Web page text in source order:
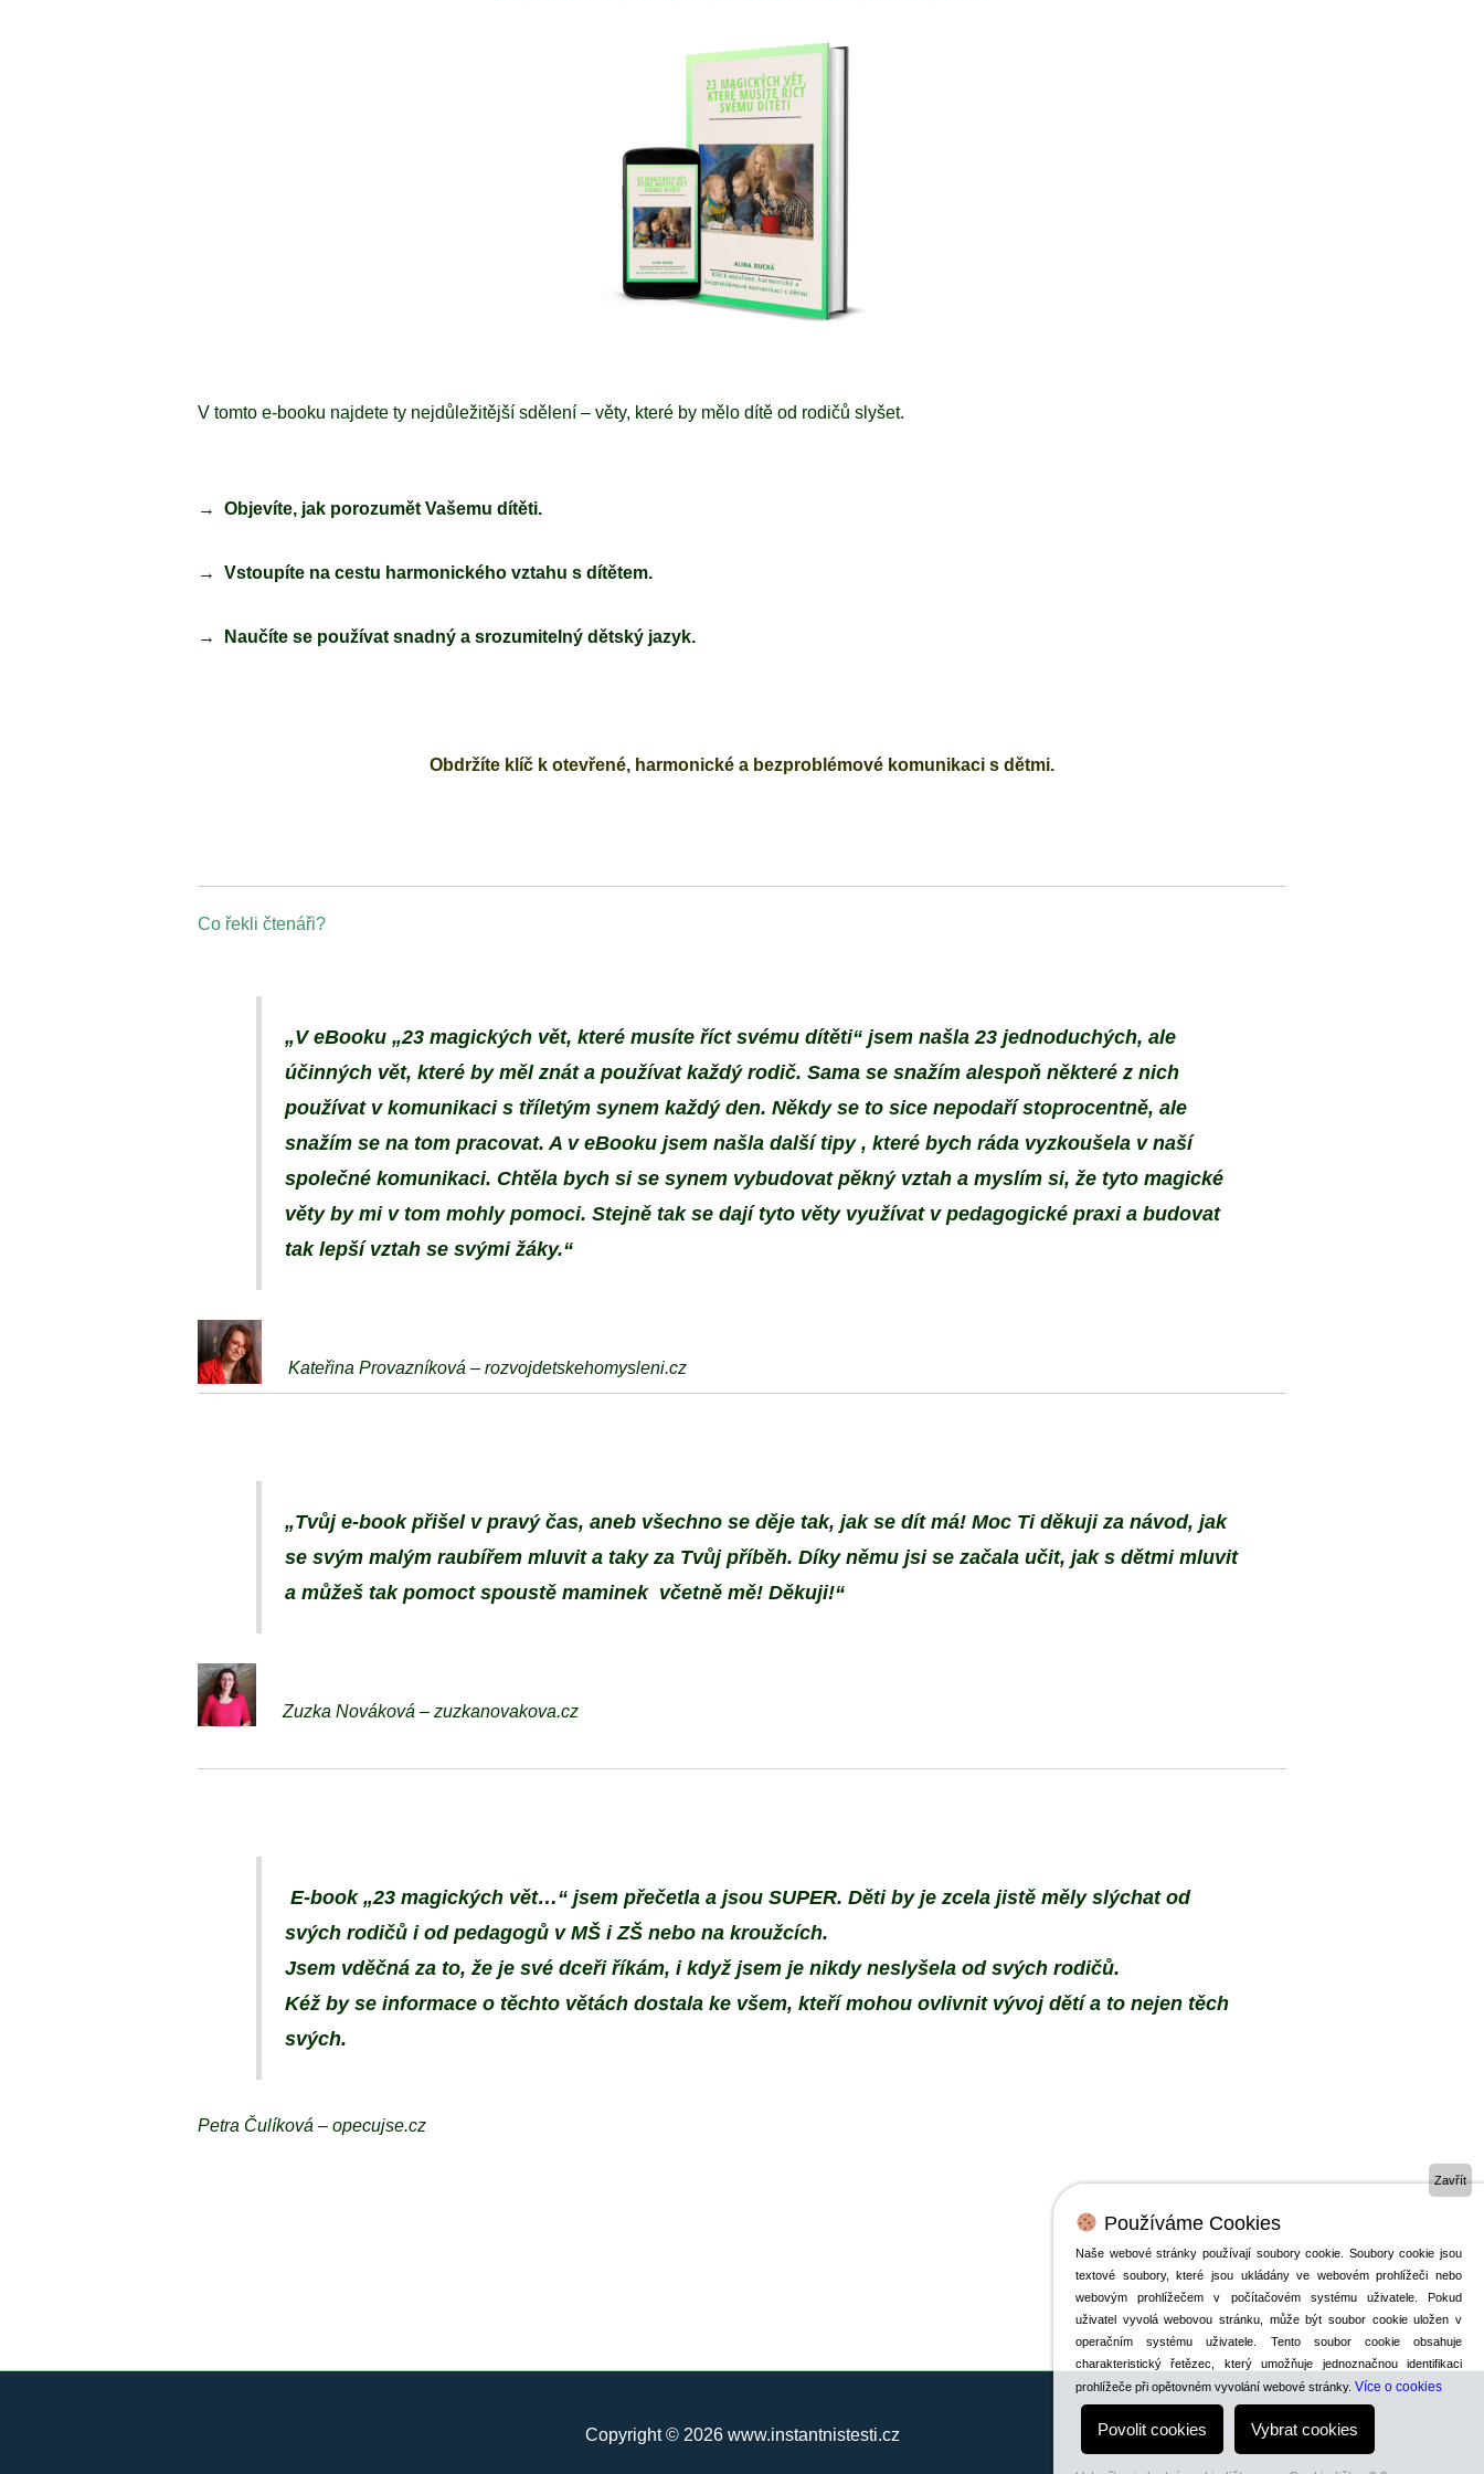
V tomto e-booku najdete ty nejdůležitější sdělení – věty, které by mělo dítě od rodičů slyšet.
→ Objevíte, jak porozumět Vašemu dítěti.
→ Vstoupíte na cestu harmonického vztahu s dítětem.
→ Naučíte se používat snadný a srozumitelný dětský jazyk.
Obdržíte klíč k otevřené, harmonické a bezproblémové komunikaci s dětmi.
Co řekli čtenáři?
„V eBooku „23 magických vět, které musíte říct svému dítěti“ jsem našla 23 jednoduchých, ale
účinných vět, které by měl znát a používat každý rodič. Sama se snažím alespoň některé z nich
používat v komunikaci s tříletým synem každý den. Někdy se to sice nepodaří stoprocentně, ale
snažím se na tom pracovat. A v eBooku jsem našla další tipy , které bych ráda vyzkoušela v naší
společné komunikaci. Chtěla bych si se synem vybudovat pěkný vztah a myslím si, že tyto magické
věty by mi v tom mohly pomoci. Stejně tak se dají tyto věty využívat v pedagogické praxi a budovat
tak lepší vztah se svými žáky.“
Kateřina Provazníková – rozvojdetskehomysleni.cz
„Tvůj e-book přišel v pravý čas, aneb všechno se děje tak, jak se dít má! Moc Ti děkuji za návod, jak
se svým malým raubířem mluvit a taky za Tvůj příběh. Díky němu jsi se začala učit, jak s dětmi mluvit
a můžeš tak pomoct spoustě maminek včetně mě! Děkuji!“
Zuzka Nováková – zuzkanovakova.cz
E-book „23 magických vět…“ jsem přečetla a jsou SUPER. Děti by je zcela jistě měly slýchat od
svých rodičů i od pedagogů v MŠ i ZŠ nebo na kroužcích.
Jsem vděčná za to, že je své dceři říkám, i když jsem je nikdy neslyšela od svých rodičů.
Kéž by se informace o těchto větách dostala ke všem, kteří mohou ovlivnit vývoj dětí a to nejen těch
svých.
Petra Čulíková – opecujse.cz
Copyright © 2026 www.instantnistesti.cz
Zavřít
Používáme Cookies
Naše webové stránky používají soubory cookie. Soubory cookie jsou
textové soubory, které jsou ukládány ve webovém prohlížeči nebo
webovým prohlížečem v počítačovém systému uživatele. Pokud
uživatel vyvolá webovou stránku, může být soubor cookie uložen v
operačním systému uživatele. Tento soubor cookie obsahuje
charakteristický řetězec, který umožňuje jednoznačnou identifikaci
prohlížeče při opětovném vyvolání webové stránky. Více o cookies
Povolit cookies Vybrat cookies